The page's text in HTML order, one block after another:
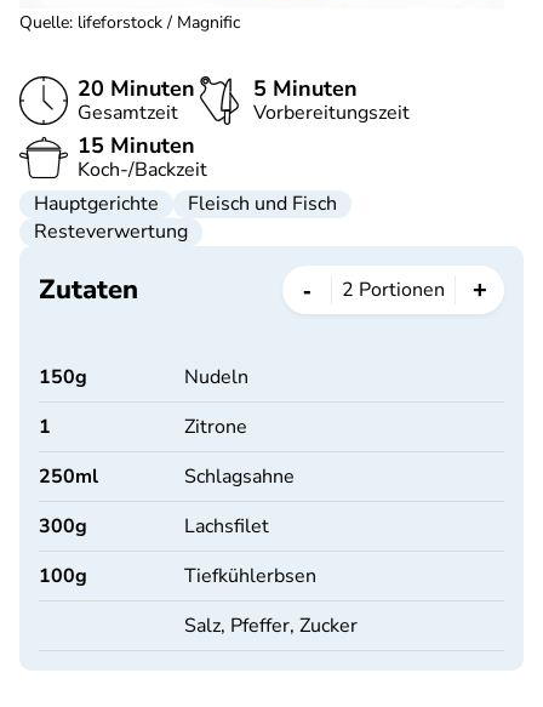
Quelle: lifeforstock / Magnific
20 Minuten
Gesamtzeit
5 Minuten
Vorbereitungszeit
15 Minuten
Koch-/Backzeit
Hauptgerichte
Fleisch und Fisch
Resteverwertung
Zutaten - 2 Portionen +
150g
Nudeln
1
Zitrone
250ml
Schlagsahne
300g
Lachsfilet
100g
Tiefkühlerbsen
Salz, Pfeffer, Zucker